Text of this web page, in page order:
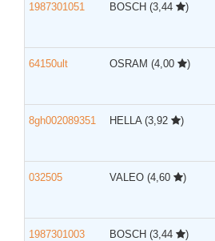
1987301051 BOSCH (3,44 )
64150ult OSRAM (4,00 )
8gh002089351 HELLA (3,92 )
032505 VALEO (4,60 )
1987301003 BOSCH (3,44 )